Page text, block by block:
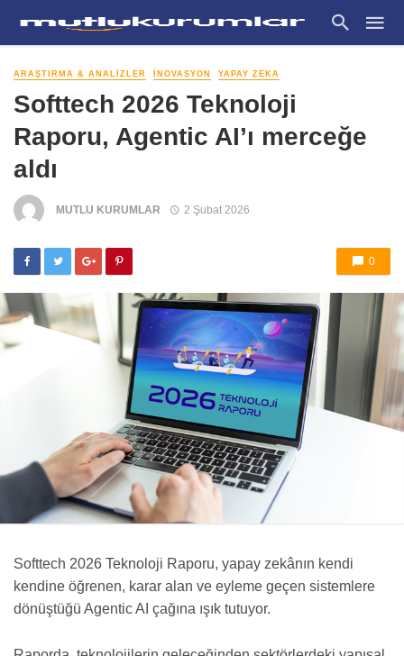
ARAŞTIRMA & ANALIZLER İNOVASYON YAPAY ZEKA
Softtech 2026 Teknoloji
Raporu, Agentic AI’ı merceğe
aldı
MUTLU KURUMLAR 2 Şubat 2026
0
Softtech 2026 Teknoloji Raporu, yapay zekânın kendi
kendine öğrenen, karar alan ve eyleme geçen sistemlere
dönüştüğü Agentic AI çağına ışık tutuyor.